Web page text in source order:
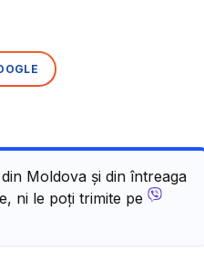
Moldova și din întreaga
ni le poți trimite pe